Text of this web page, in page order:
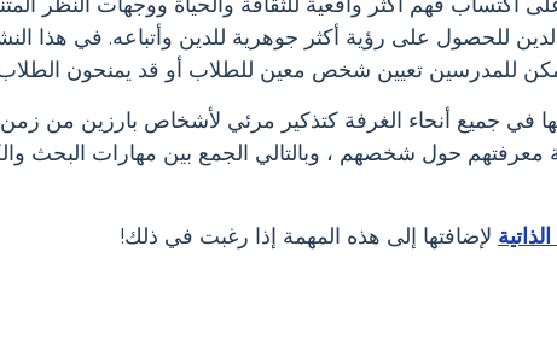
للحصول على رؤية أكثر جوهرية للدين وأتباعه. في هذا
للمدرسين تعيين شخص معين للطلاب أو قد يمنحون الطلاب
في جميع أنحاء الغرفة كتذكير مرئي لأشخاص بارزين من زمن
حول شخصهم ، وبالتالي الجمع بين مهارات البحث
لإضافتها إلى هذه المهمة إذا رغبت في ذلك!